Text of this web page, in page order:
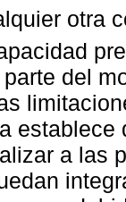
otra
del
a las